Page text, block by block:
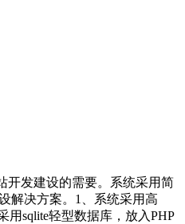
开发建设的需要。系统采用简
解决方案。1、系统采用高
sqlite轻型数据库，放入PHP